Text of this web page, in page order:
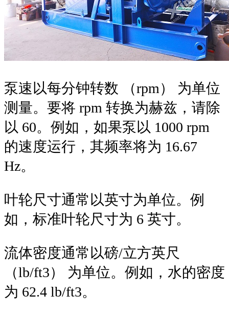
泵速以每分钟转数 （rpm） 为单位
测量。要将 rpm 转换为赫兹，请除
以 60。例如，如果泵以 1000 rpm
的速度运行，其频率将为 16.67
Hz。
叶轮尺寸通常以英寸为单位。例
如，标准叶轮尺寸为 6 英寸。
流体密度通常以磅/立方英尺
（lb/ft3） 为单位。例如，水的密度
为 62.4 lb/ft3。